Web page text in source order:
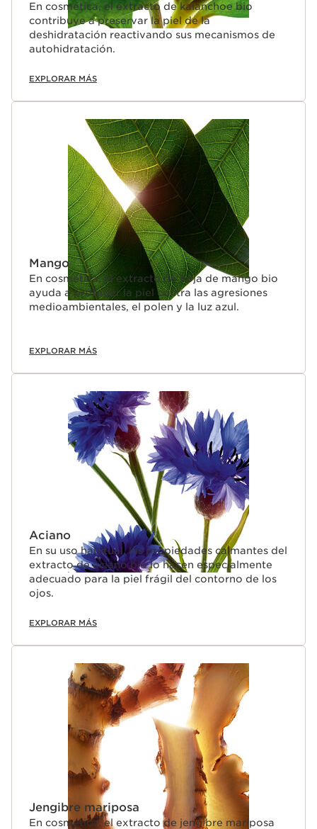
En cosmética, el extracto de kalanchoe bio
contribuye a preservar la piel de la
deshidratación reactivando sus mecanismos de
autohidratación.
EXPLORAR MÁS
Mango
En cosmética, el extracto de hoja de mango bio
ayuda a proteger la piel contra las agresiones
medioambientales, el polen y la luz azul.
EXPLORAR MÁS
Aciano
En su uso habitual, las propiedades calmantes del
extracto de aciano bio lo hacen especialmente
adecuado para la piel frágil del contorno de los
ojos.
EXPLORAR MÁS
Jengibre mariposa
En cosmética, el extracto de jengibre mariposa